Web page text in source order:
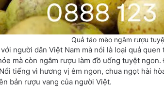
Quả táo mèo ngâm rượu
với người dân Việt Nam mà nói là loại quả
mà còn ngâm rượu làm đồ uống tuyệt
tiếng vì hương vị êm ngon, chua ngọt hài
bản rượu vang của người Việt.